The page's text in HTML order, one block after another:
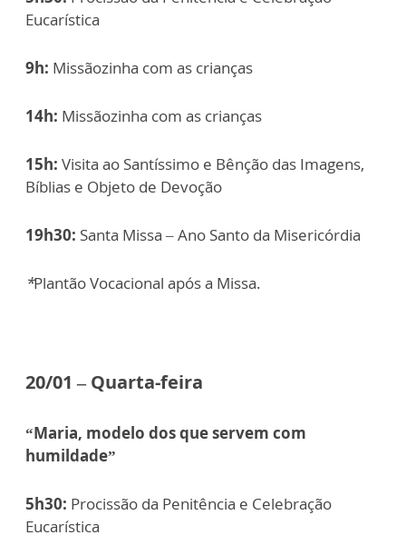
Eucarística
9h: Missãozinha com as crianças
14h: Missãozinha com as crianças
15h: Visita ao Santíssimo e Bênção das Imagens,
Bíblias e Objeto de Devoção
19h30: Santa Missa – Ano Santo da Misericórdia
*Plantão Vocacional após a Missa.
20/01 – Quarta-feira
“Maria, modelo dos que servem com
humildade”
5h30: Procissão da Penitência e Celebração
Eucarística